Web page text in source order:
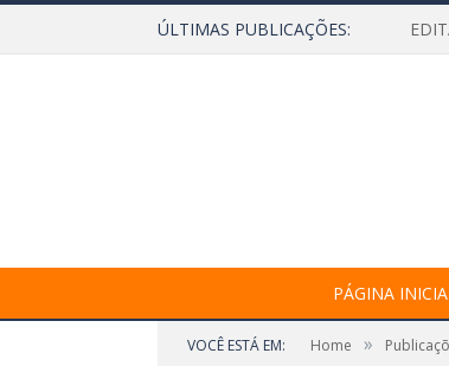
ÚLTIMAS PUBLICAÇÕES:
PÁGINA
VOCÊ ESTÁ EM: Home »